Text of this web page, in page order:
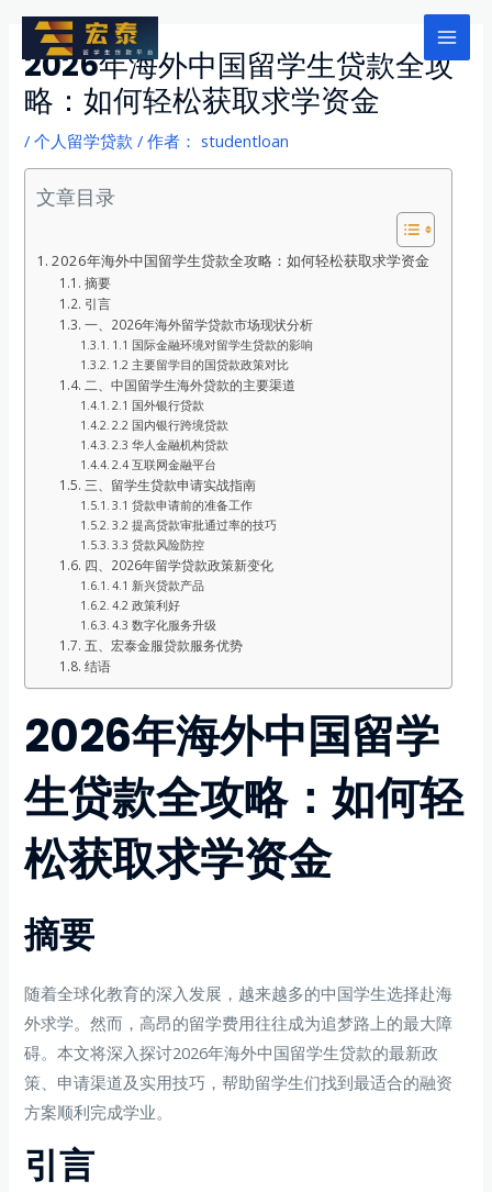
Main
2026年海外中国留学生贷款全攻
略：如何轻松获取求学资金
/个人留学贷款 / 作者： studentloan
文章目录
2026年海外中国留学生贷款全攻略：如何轻松获取求学资金
摘要
引言
一、2026年海外留学贷款市场现状分析
1.1 国际金融环境对留学生贷款的影响
1.2 主要留学目的国贷款政策对比
二、中国留学生海外贷款的主要渠道
2.1 国外银行贷款
2.2 国内银行跨境贷款
2.3 华人金融机构贷款
2.4 互联网金融平台
三、留学生贷款申请实战指南
3.1 贷款申请前的准备工作
3.2 提高贷款审批通过率的技巧
3.3 贷款风险防控
四、2026年留学贷款政策新变化
4.1 新兴贷款产品
4.2 政策利好
4.3 数字化服务升级
五、宏泰金服贷款服务优势
结语
2026年海外中国留学
生贷款全攻略：如何轻
松获取求学资金
摘要
随着全球化教育的深入发展，越来越多的中国学生选择赴海
外求学。然而，高昂的留学费用往往成为追梦路上的最大障
碍。本文将深入探讨2026年海外中国留学生贷款的最新政
策、申请渠道及实用技巧，帮助留学生们找到最适合的融资
方案顺利完成学业。
引言